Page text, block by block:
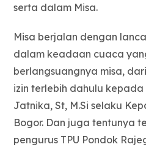
serta dalam Misa.
Misa berjalan dengan
dalam keadaan cuaca
berlangsuangnya misa,
izin terlebih dahulu
Jatnika, St, M.Si selaku
Bogor. Dan juga tentunya
pengurus TPU Pondok